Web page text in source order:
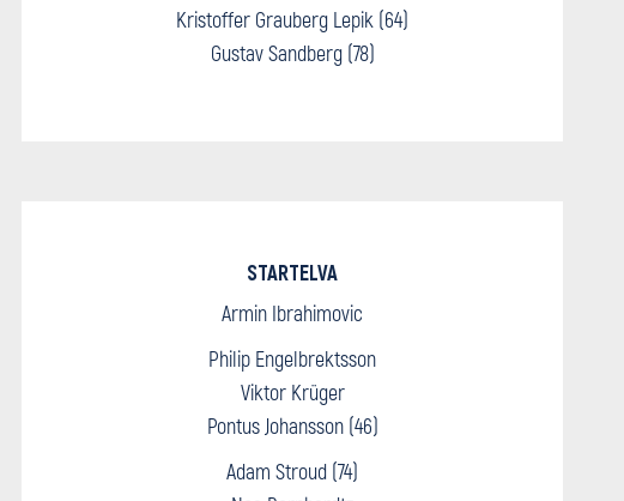
Kristoffer Grauberg Lepik (64)
Gustav Sandberg (78)
STARTELVA
Armin Ibrahimovic
Philip Engelbrektsson
Viktor Krüger
Pontus Johansson (46)
Adam Stroud (74)